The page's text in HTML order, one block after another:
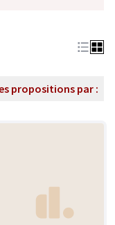
propositions par :